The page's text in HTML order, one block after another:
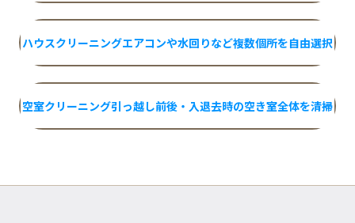
ハウスクリーニングエアコンや水回りなど複数個所を自由選択
空室クリーニング引っ越し前後・入退去時の空き室全体を清掃